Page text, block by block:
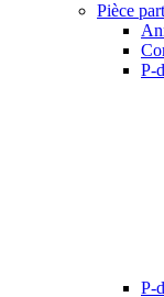
Pièce
P-
P-